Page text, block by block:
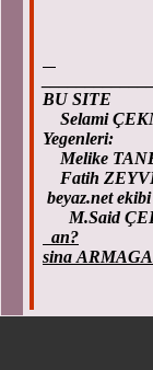
BU SITE
Selami
Yegenleri:
Melike
Fatih
beyaz.net
M.Said
an?
sina